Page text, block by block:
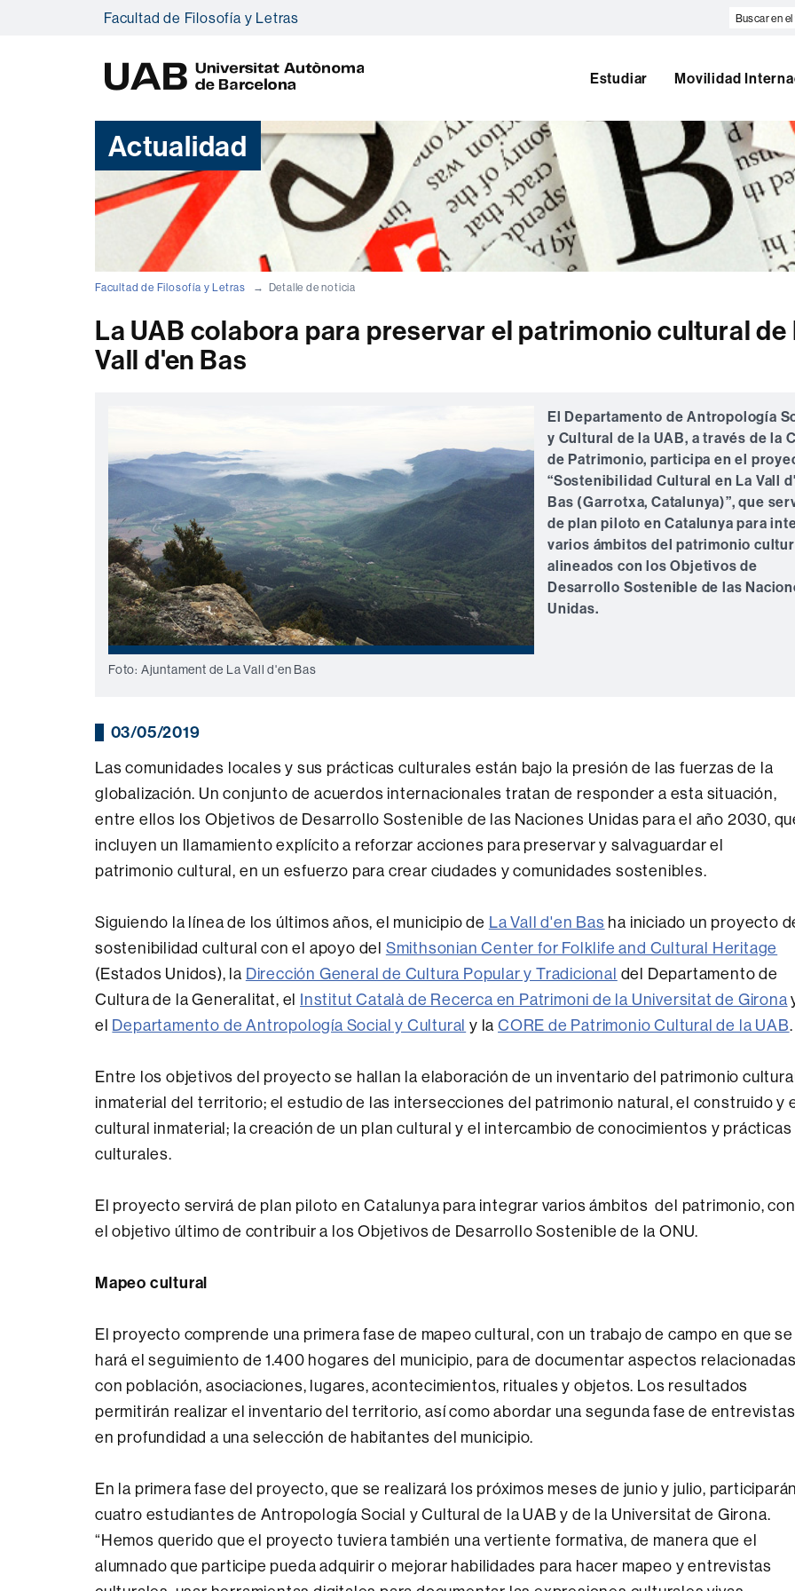
Facultad de Filosofía y Letras
Buscar
web
A
Estudiar Movilidad
Actualidad
Facultad de Filosofía y Letras Detalle de noticia
La UAB colabora para preservar el patrimonio cultural de
Vall d'en Bas
Foto: Ajuntament de La Vall d'en Bas
El Departamento de Antropología
y Cultural de la UAB, a través de la
de Patrimonio, participa en el
“Sostenibilidad Cultural en La Vall
Bas (Garrotxa, Catalunya)”, que
de plan piloto en Catalunya para
varios ámbitos del patrimonio
alineados con los Objetivos de
Desarrollo Sostenible de las
Unidas.
03/05/2019
Las comunidades locales y sus prácticas culturales están bajo la presión de las fuerzas de la
globalización. Un conjunto de acuerdos internacionales tratan de responder a esta situación,
entre ellos los Objetivos de Desarrollo Sostenible de las Naciones Unidas para el año 2030,
incluyen un llamamiento explícito a reforzar acciones para preservar y salvaguardar el
patrimonio cultural, en un esfuerzo para crear ciudades y comunidades sostenibles.
Siguiendo la línea de los últimos años, el municipio de La Vall d'en Bas ha iniciado un proyecto
sostenibilidad cultural con el apoyo del Smithsonian Center for Folklife and Cultural Heritage
(Estados Unidos), la Dirección General de Cultura Popular y Tradicional del Departamento de
Cultura de la Generalitat, el Institut Català de Recerca en Patrimoni de la Universitat de Girona
el Departamento de Antropología Social y Cultural y laCORE de Patrimonio Cultural de la UAB.
Entre los objetivos del proyecto se hallan la elaboración de un inventario del patrimonio
inmaterial del territorio; el estudio de las intersecciones del patrimonio natural, el construido y
cultural inmaterial; la creación de un plan cultural y el intercambio de conocimientos y prácticas
culturales.
El proyecto servirá de plan piloto en Catalunya para integrar varios ámbitos del patrimonio, con
el objetivo último de contribuir a los Objetivos de Desarrollo Sostenible de la ONU.
Mapeo cultural
El proyecto comprende una primera fase de mapeo cultural, con un trabajo de campo en que se
hará el seguimiento de 1.400 hogares del municipio, para de documentar aspectos relacionadas
con población, asociaciones, lugares, acontecimientos, rituales y objetos. Los resultados
permitirán realizar el inventario del territorio, así como abordar una segunda fase de entrevistas
en profundidad a una selección de habitantes del municipio.
En la primera fase del proyecto, que se realizará los próximos meses de junio y julio, participarán
cuatro estudiantes de Antropología Social y Cultural de la UAB y de la Universitat de Girona.
“Hemos querido que el proyecto tuviera también una vertiente formativa, de manera que el
alumnado que participe pueda adquirir o mejorar habilidades para hacer mapeo y entrevistas